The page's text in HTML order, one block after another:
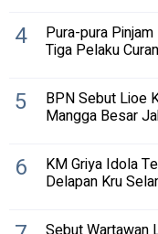
4 Pura-pura
Tiga Pelaku
5 BPN Sebut Lioe
Mangga Besar
6 KM Griya Idola
Delapan Kru